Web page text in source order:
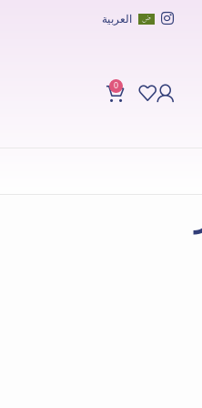
العربية
0